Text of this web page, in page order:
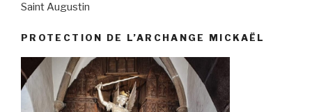
Saint Augustin
PROTECTION DE L’ARCHANGE MICKAËL